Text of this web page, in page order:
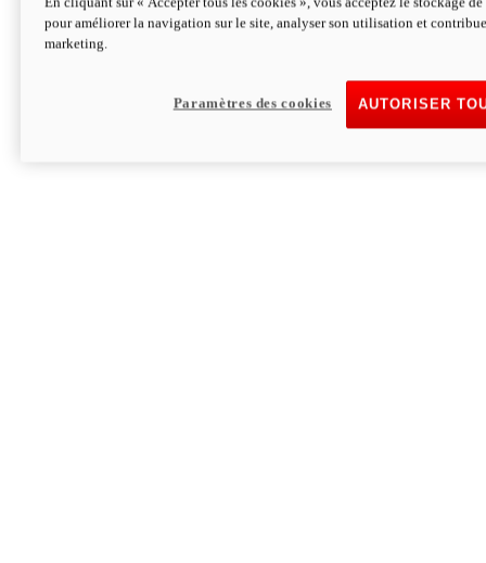
Hypermotard V2 SP 100
Découvrez-le
pour améliorer la navigation sur le site, analyser son utilisation et
marketing.
AUTORISER
Paramètres des cookies